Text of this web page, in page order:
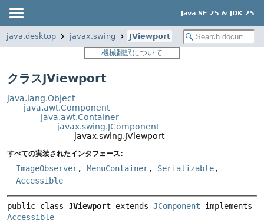
Java SE 25 & JDK 25
java.desktop javax.swing
JViewport
機械翻訳について
クラスJViewport
java.lang.Object
java.awt.Component
java.awt.Container
javax.swing.JComponent
javax.swing.JViewport
すべての実装されたインタフェース:
ImageObserver, MenuContainer, Serializable,
Accessible
public class JViewport extends JComponent
Accessible